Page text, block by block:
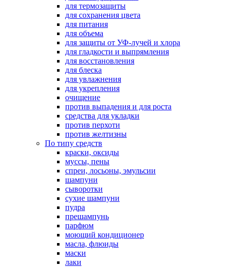
для термозащиты
для сохранения цвета
для питания
для объема
для защиты от УФ-лучей и хлора
для гладкости и выпрямления
для восстановления
для блеска
для увлажнения
для укрепления
очищение
против выпадения и для роста
средства для укладки
против перхоти
против желтизны
По типу средств
краски, оксиды
муссы, пены
спреи, лосьоны, эмульсии
шампуни
сыворотки
сухие шампуни
пудра
прешампунь
парфюм
моющий кондиционер
масла, флюиды
маски
лаки